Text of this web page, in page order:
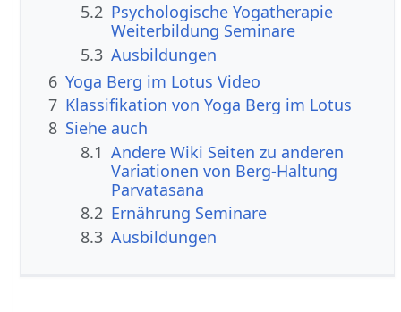
5.2 Psychologische Yogatherapie
Weiterbildung Seminare
5.3 Ausbildungen
6 Yoga Berg im Lotus Video
7 Klassifikation von Yoga Berg im Lotus
8 Siehe auch
8.1 Andere Wiki Seiten zu anderen
Variationen von Berg-Haltung
Parvatasana
8.2 Ernährung Seminare
8.3 Ausbildungen